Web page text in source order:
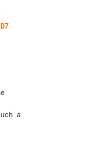
D7